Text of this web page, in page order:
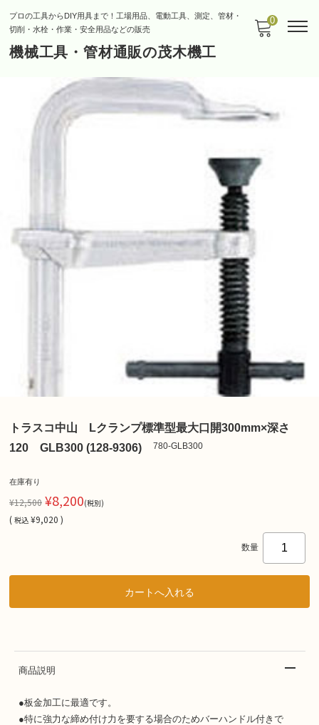
プロの工具からDIY用具まで！工場用品、電動工具、測定、管材・
切削・水栓・作業・安全用品などの販売
機械工具・管材通販の茂木機工
0
トラスコ中山 Lクランプ標準型最大口開300mm×深さ
120 GLB300 (128-9306)
780-GLB300
在庫有り
¥12,500 ¥8,200(税別)
( 税込 ¥9,020 )
数量
商品説明
●板金加工に最適です。
●特に強力な締め付け力を要する場合のためバーハンドル付きで